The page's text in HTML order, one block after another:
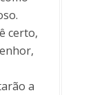
certo,
a